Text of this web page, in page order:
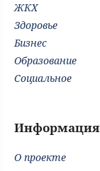
ЖКХ
Здоровье
Бизнес
Образование
Социальное
Информация
О проекте